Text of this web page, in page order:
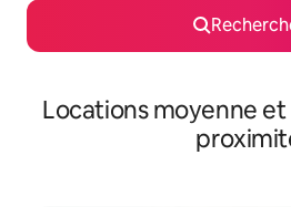
Locations moyenne